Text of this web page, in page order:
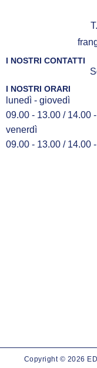
I NOSTRI CONTATTI
I NOSTRI ORARI
lunedì - giovedì
09.00 - 13.00 / 14.00
venerdì
09.00 - 13.00 / 14.00
Copyright © 2026